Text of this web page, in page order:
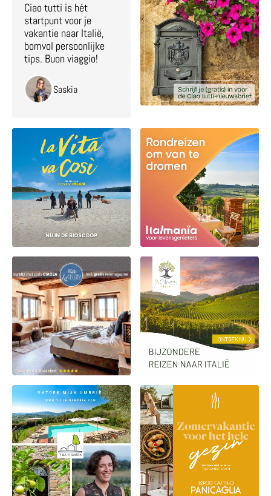
Ciao tutti is hét
startpunt voor je
vakantie naar Italië,
bomvol persoonlijke
tips. Buon viaggio!
Saskia